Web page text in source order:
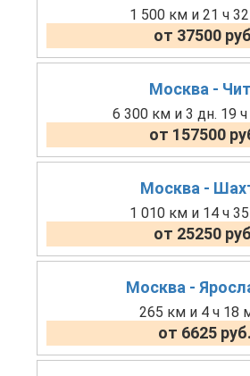
1 500 км и 21 ч
от 37500
Москва -
6 300 км и 3 дн. 19
от 157500
Москва -
1 010 км и 14 ч
от 25250
Москва -
265 км и 4 ч 18
от 6625 руб.